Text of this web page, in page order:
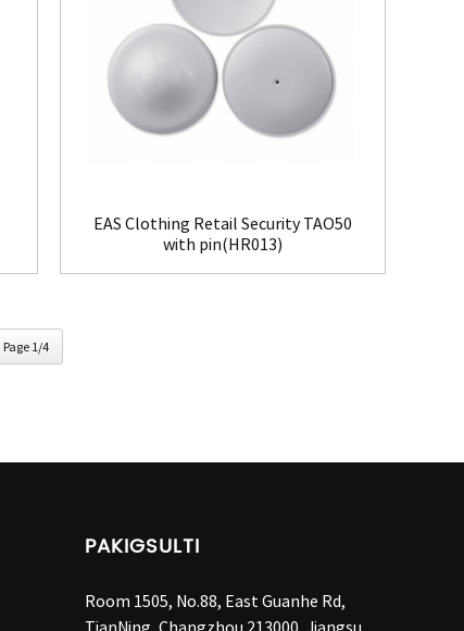
EAS Clothing Retail Security TAO50
with pin(HR013)
Page 1/4
PAKIGSULTI
Room 1505, No.88, East Guanhe Rd,